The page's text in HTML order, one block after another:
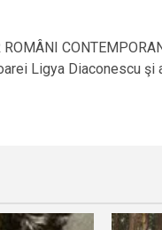
ROMÂNI
Ligya Diaconescu şi